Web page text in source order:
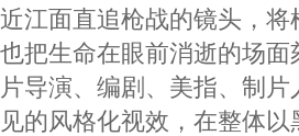
江面直追枪战的镜头，
把生命在眼前消逝的场
导演、编剧、美指、制
的风格化视效，在整体